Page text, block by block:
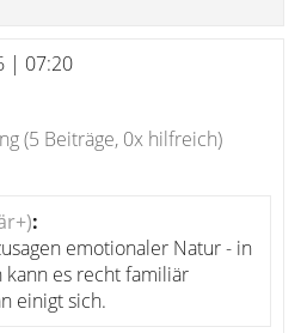
| 07:20
(5 Beiträge, 0x hilfreich)
:
emotionaler Natur - in
es recht familiär
einigt sich.